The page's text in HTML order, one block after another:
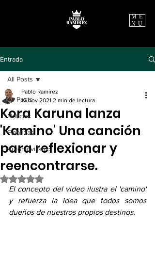
ME
NU
Entrada
All Posts
Noticias
Finanzas
Automovilismo
All Posts
Kora Karuna lanza
'Kamino' Una canción
para reflexionar y
reencontrarse.
Pablo Ramírez
12 nov 2021 2 min de lectura
Obtuvo NaN de 5 estrellas.
El concepto del video ilustra el 'camino'
y refuerza la idea que todos somos
dueños de nuestros propios destinos.